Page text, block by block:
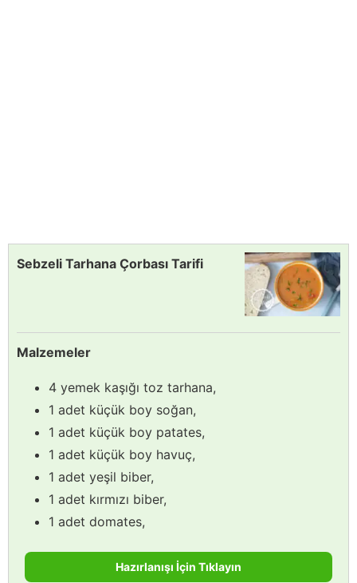
Sebzeli Tarhana Çorbası Tarifi
Malzemeler
4 yemek kaşığı toz tarhana,
1 adet küçük boy soğan,
1 adet küçük boy patates,
1 adet küçük boy havuç,
1 adet yeşil biber,
1 adet kırmızı biber,
1 adet domates,
Hazırlanışı İçin Tıklayın